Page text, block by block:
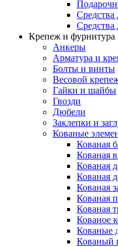
Средства
Средства
Крепеж и фурнитура
Анкеры
Арматура и
Болты и винты
Весовой
Гайки и шайбы
Гвозди
Дюбели
Заклепки и
Кованые
Кованая
Кованая
Кованая
Кованая
Кованая
Кованая
Кованая
Кованое
Кованые
Кованый